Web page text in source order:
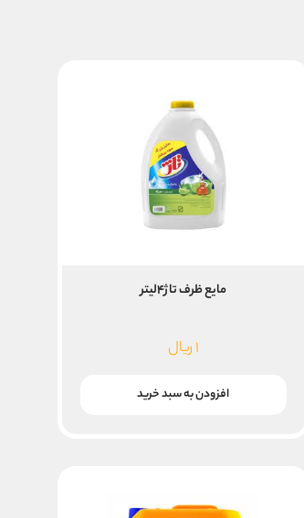
مایع ظرف تاژ۴لیتر
۱ریال
افزودن به سبد خرید